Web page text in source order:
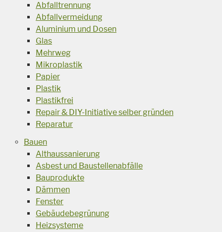
Abfalltrennung
Abfallvermeidung
Aluminium und Dosen
Glas
Mehrweg
Mikroplastik
Papier
Plastik
Plastikfrei
Repair & DIY-Initiative selber gründen
Reparatur
Bauen
Althaussanierung
Asbest und Baustellenabfälle
Bauprodukte
Dämmen
Fenster
Gebäudebegrünung
Heizsysteme